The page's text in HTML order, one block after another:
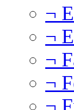
¬
¬
¬
¬
¬